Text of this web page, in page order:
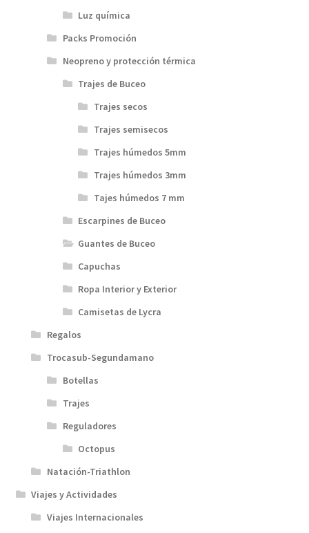
Luz química
Packs Promoción
Neopreno y protección térmica
Trajes de Buceo
Trajes secos
Trajes semisecos
Trajes húmedos 5mm
Trajes húmedos 3mm
Tajes húmedos 7 mm
Escarpines de Buceo
Guantes de Buceo
Capuchas
Ropa Interior y Exterior
Camisetas de Lycra
Regalos
Trocasub-Segundamano
Botellas
Trajes
Reguladores
Octopus
Natación-Triathlon
Viajes y Actividades
Viajes Internacionales